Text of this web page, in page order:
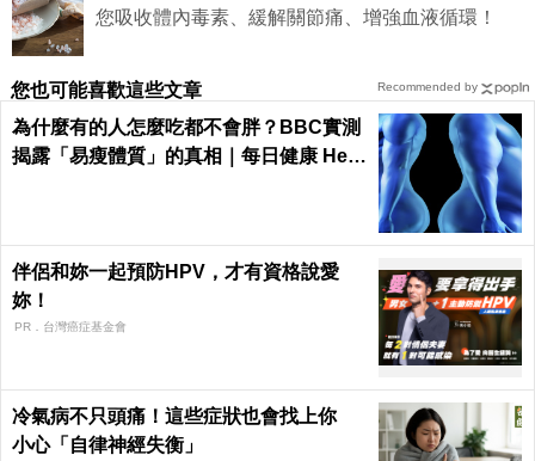
您吸收體內毒素、緩解關節痛、增強血液循環！
您也可能喜歡這些文章
為什麼有的人怎麼吃都不會胖？BBC實測
揭露「易瘦體質」的真相｜每日健康 Heal
伴侶和妳一起預防HPV，才有資格說愛
妳！
PR．台灣癌症基金會
冷氣病不只頭痛！這些症狀也會找上你
小心「自律神經失衡」
Recommended by